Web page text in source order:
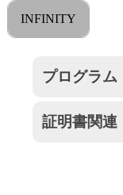
INFINITY
プログラム
証明書関連